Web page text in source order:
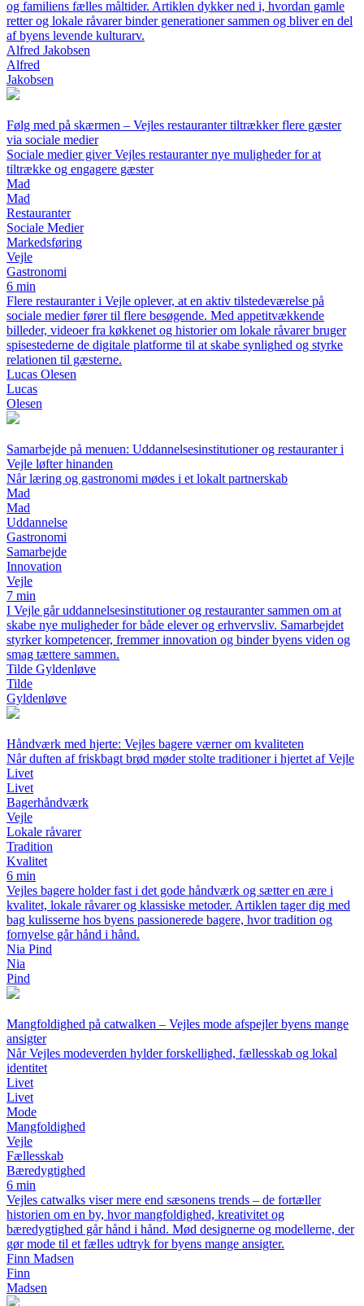
og familiens fælles måltider. Artiklen dykker ned i, hvordan gamle
retter og lokale råvarer binder generationer sammen og bliver en del
af byens levende kulturarv.
Alfred Jakobsen
Alfred
Jakobsen
Følg med på skærmen – Vejles restauranter tiltrækker flere gæster
via sociale medier
Sociale medier giver Vejles restauranter nye muligheder for at
tiltrække og engagere gæster
Mad
Mad
Restauranter
Sociale Medier
Markedsføring
Vejle
Gastronomi
6 min
Flere restauranter i Vejle oplever, at en aktiv tilstedeværelse på
sociale medier fører til flere besøgende. Med appetitvækkende
billeder, videoer fra køkkenet og historier om lokale råvarer bruger
spisestederne de digitale platforme til at skabe synlighed og styrke
relationen til gæsterne.
Lucas Olesen
Lucas
Olesen
Samarbejde på menuen: Uddannelsesinstitutioner og restauranter i
Vejle løfter hinanden
Når læring og gastronomi mødes i et lokalt partnerskab
Mad
Mad
Uddannelse
Gastronomi
Samarbejde
Innovation
Vejle
7 min
I Vejle går uddannelsesinstitutioner og restauranter sammen om at
skabe nye muligheder for både elever og erhvervsliv. Samarbejdet
styrker kompetencer, fremmer innovation og binder byens viden og
smag tættere sammen.
Tilde Gyldenløve
Tilde
Gyldenløve
Håndværk med hjerte: Vejles bagere værner om kvaliteten
Når duften af friskbagt brød møder stolte traditioner i hjertet af Vejle
Livet
Livet
Bagerhåndværk
Vejle
Lokale råvarer
Tradition
Kvalitet
6 min
Vejles bagere holder fast i det gode håndværk og sætter en ære i
kvalitet, lokale råvarer og klassiske metoder. Artiklen tager dig med
bag kulisserne hos byens passionerede bagere, hvor tradition og
fornyelse går hånd i hånd.
Nia Pind
Nia
Pind
Mangfoldighed på catwalken – Vejles mode afspejler byens mange
ansigter
Når Vejles modeverden hylder forskellighed, fællesskab og lokal
identitet
Livet
Livet
Mode
Mangfoldighed
Vejle
Fællesskab
Bæredygtighed
6 min
Vejles catwalks viser mere end sæsonens trends – de fortæller
historien om en by, hvor mangfoldighed, kreativitet og
bæredygtighed går hånd i hånd. Mød designerne og modellerne, der
gør mode til et fælles udtryk for byens mange ansigter.
Finn Madsen
Finn
Madsen